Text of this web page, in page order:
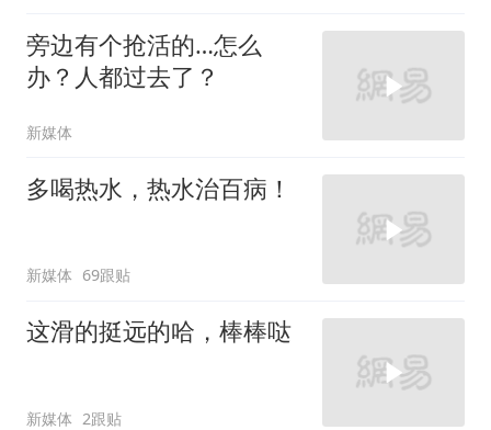
旁边有个抢活的…怎么
办？人都过去了？
新媒体
多喝热水，热水治百病！
新媒体 69跟贴
这滑的挺远的哈，棒棒哒
新媒体 2跟贴